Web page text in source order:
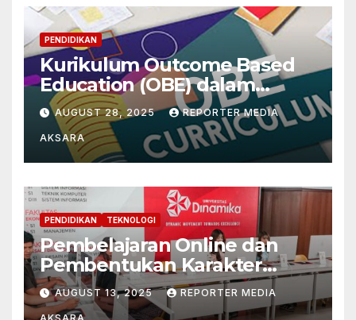
PENDIDIKAN
Kurikulum Outcome Based
Education (OBE) dalam
Mengintegrasikan
Paradigma Filsafat
Pendidikan Konstruktivistik
dan Pragmatis
AUGUST 28, 2025 REPORTER MEDIA
AKSARA
PENDIDIKAN TEKNOLOGI
Pembelajaran Online dan
Pembentukan Karakter
Mahasiswa di Tengah Era
Digital
AUGUST 13, 2025 REPORTER MEDIA